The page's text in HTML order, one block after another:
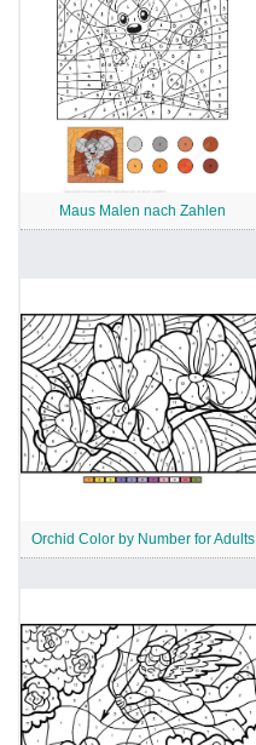
Maus Malen nach Zahlen
Orchid Color by Number for Adults